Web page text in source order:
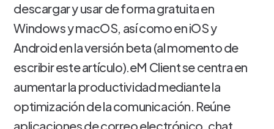
descargar y usar de forma gratuita en
Windows y macOS, así como en iOS y
Android en la versión beta (al momento de
escribir este artículo).eM Client se centra en
aumentar la productividad mediante la
optimización de la comunicación. Reúne
aplicaciones de correo electrónico, chat,